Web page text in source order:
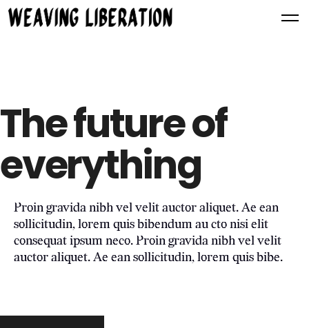
The future of
everything
Proin gravida nibh vel velit auctor aliquet. Ae ean
sollicitudin, lorem quis bibendum au cto nisi elit
consequat ipsum neco. Proin gravida nibh vel velit
auctor aliquet. Ae ean sollicitudin, lorem quis bibe.